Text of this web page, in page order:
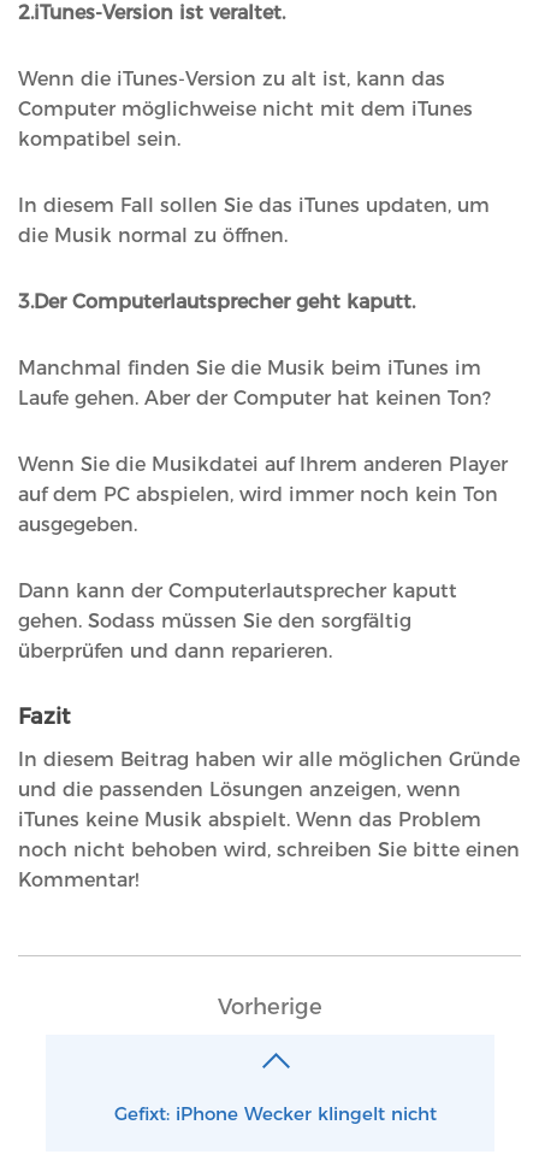
2.iTunes-Version ist veraltet.
Wenn die iTunes-Version zu alt ist, kann das
Computer möglichweise nicht mit dem iTunes
kompatibel sein.
In diesem Fall sollen Sie das iTunes updaten, um
die Musik normal zu öffnen.
3.Der Computerlautsprecher geht kaputt.
Manchmal finden Sie die Musik beim iTunes im
Laufe gehen. Aber der Computer hat keinen Ton?
Wenn Sie die Musikdatei auf Ihrem anderen Player
auf dem PC abspielen, wird immer noch kein Ton
ausgegeben.
Dann kann der Computerlautsprecher kaputt
gehen. Sodass müssen Sie den sorgfältig
überprüfen und dann reparieren.
Fazit
In diesem Beitrag haben wir alle möglichen Gründe
und die passenden Lösungen anzeigen, wenn
iTunes keine Musik abspielt. Wenn das Problem
noch nicht behoben wird, schreiben Sie bitte einen
Kommentar!
Vorherige
Gefixt: iPhone Wecker klingelt nicht